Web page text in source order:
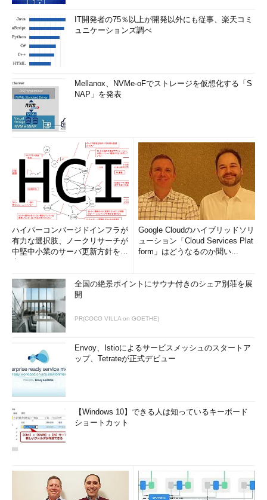
IT開発者の75％以上が開発以外にも従事、楽天コミ
ュニケーションズ調べ
Mellanox、NVMe-oFでストレージを仮想化する「S
NAP」を発表
ハイパーコンバージドインフラが
有力な選択肢、ノークリサーチが
中堅中小業のサーバ更新方針を調
Google Cloudのハイブリッドソリ
ューション「Cloud Services Plat
form」はどうなるのか聞い...
全国の絶景ポイントにサウナ付きのシェア別荘を展
開
PR(COCO VILLA on GOETHE)
Envoy、Istioによるサービスメッシュのスタートア
ップ、Tetrateが正式デビュー
【Windows 10】できる人は知っているキーボード
ショートカット